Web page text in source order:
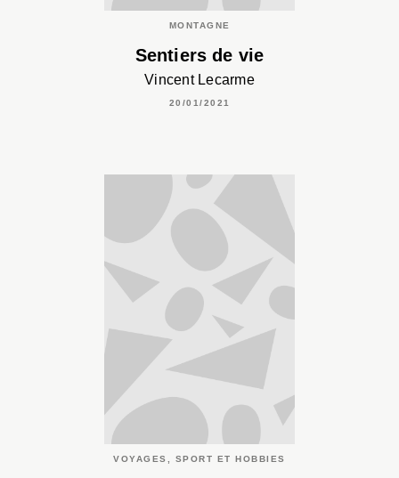
MONTAGNE
Sentiers de vie
Vincent Lecarme
20/01/2021
VOYAGES, SPORT ET HOBBIES